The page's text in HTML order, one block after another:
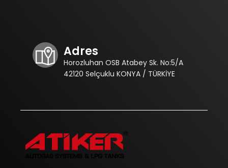
Adres
Horozluhan OSB Atabey Sk. No:5/A
42120 Selçuklu KONYA / TÜRKİYE